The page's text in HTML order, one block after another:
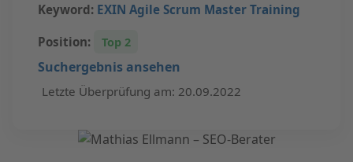
Keyword: EXIN Agile Scrum Master Training
Position: Top 2
Suchergebnis ansehen
Letzte Überprüfung am: 20.09.2022